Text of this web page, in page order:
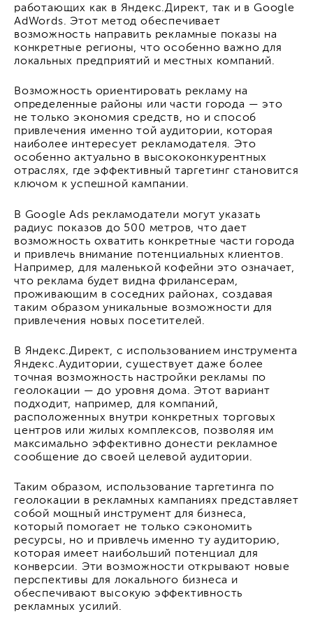
работающих как в Яндекс.Директ, так и в Google
AdWords. Этот метод обеспечивает
возможность направить рекламные показы на
конкретные регионы, что особенно важно для
локальных предприятий и местных компаний.
Возможность ориентировать рекламу на
определенные районы или части города — это
не только экономия средств, но и способ
привлечения именно той аудитории, которая
наиболее интересует рекламодателя. Это
особенно актуально в высококонкурентных
отраслях, где эффективный таргетинг становится
ключом к успешной кампании.
В Google Ads рекламодатели могут указать
радиус показов до 500 метров, что дает
возможность охватить конкретные части города
и привлечь внимание потенциальных клиентов.
Например, для маленькой кофейни это означает,
что реклама будет видна фрилансерам,
проживающим в соседних районах, создавая
таким образом уникальные возможности для
привлечения новых посетителей.
В Яндекс.Директ, с использованием инструмента
Яндекс.Аудитории, существует даже более
точная возможность настройки рекламы по
геолокации — до уровня дома. Этот вариант
подходит, например, для компаний,
расположенных внутри конкретных торговых
центров или жилых комплексов, позволяя им
максимально эффективно донести рекламное
сообщение до своей целевой аудитории.
Таким образом, использование таргетинга по
геолокации в рекламных кампаниях представляет
собой мощный инструмент для бизнеса,
который помогает не только сэкономить
ресурсы, но и привлечь именно ту аудиторию,
которая имеет наибольший потенциал для
конверсии. Эти возможности открывают новые
перспективы для локального бизнеса и
обеспечивают высокую эффективность
рекламных усилий.